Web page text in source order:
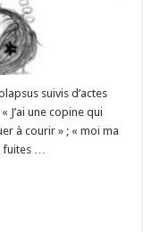
suivis d’actes
J’ai une copine qui
à courir » ; « moi ma
fuites …